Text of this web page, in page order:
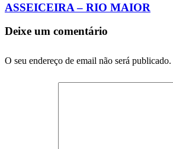
ASSEICEIRA – RIO MAIOR
Deixe um comentário
O seu endereço de email não será publicado.